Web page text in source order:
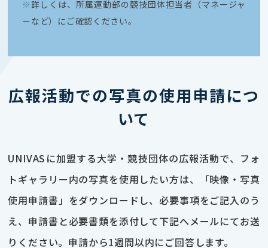
※ 詳しくは、所属運動部の競技団体担当者（マネージャ
ーなど）にご確認ください。
広報活動での写真の使用申請につ
いて
UNIVASに加盟する大学・競技団体の広報活動で、フォ
トギャラリー内の写真を使用したい方は、「映像・写真
使用申請書」をダウンロードし、必要事項をご記入のう
え、申請書と必要書類を添付して下記へメールにてお送
りください。申請から1週間以内にご回答します。